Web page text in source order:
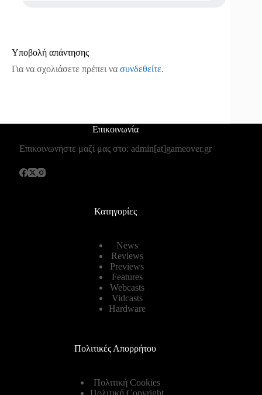
Υποβολή απάντησης
Για να σχολιάσετε πρέπει να συνδεθείτε.
Επικοινωνία
Επικοινωνήστε μαζί μας στο: admin[at]gameover.gr
Κατηγορίες
News
Reviews
Previews
Features
Webcasts
Vidcasts
Hardware
Πολιτικές Απορρήτου
Πολιτική Cookies